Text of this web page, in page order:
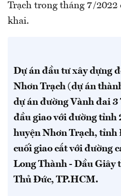
Trạch trong tháng 7/2022
khai.
Dự án đầu tư xây dựng
Nhơn Trạch (dự án
dự án đường Vành đai
đầu giao với đường tỉnh
huyện Nhơn Trạch, tỉnh
cuối giao cắt với đường
Long Thành - Dầu Giây
Thủ Đức, TP.HCM.